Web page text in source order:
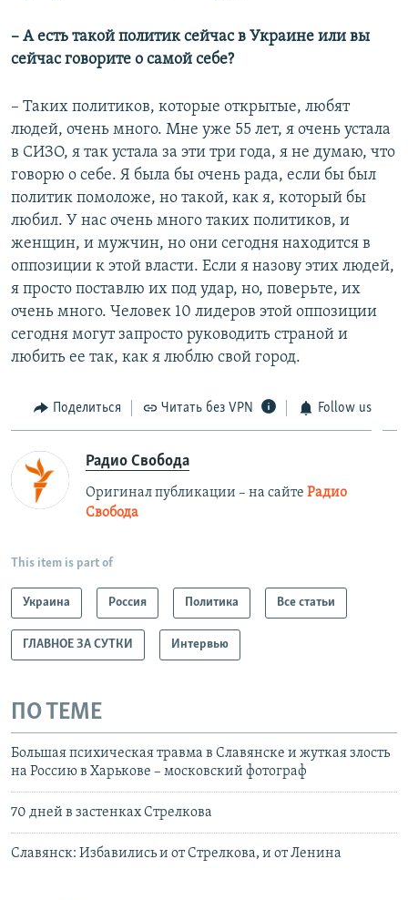
– А есть такой политик сейчас в Украине или вы
сейчас говорите о самой себе?
– Таких политиков, которые открытые, любят
людей, очень много. Мне уже 55 лет, я очень устала
в СИЗО, я так устала за эти три года, я не думаю, что
говорю о себе. Я была бы очень рада, если бы был
политик помоложе, но такой, как я, который бы
любил. У нас очень много таких политиков, и
женщин, и мужчин, но они сегодня находится в
оппозиции к этой власти. Если я назову этих людей,
я просто поставлю их под удар, но, поверьте, их
очень много. Человек 10 лидеров этой оппозиции
сегодня могут запросто руководить страной и
любить ее так, как я люблю свой город.
Поделиться Читать без VPN Follow us
Радио Свобода
Оригинал публикации – на сайте Радио
Свобода
This item is part of
Украина Россия Политика Все статьи
ГЛАВНОЕ ЗА СУТКИ Интервью
ПО ТЕМЕ
Большая психическая травма в Славянске и жуткая злость
на Россию в Харькове – московский фотограф
70 дней в застенках Стрелкова
Славянск: Избавились и от Стрелкова, и от Ленина